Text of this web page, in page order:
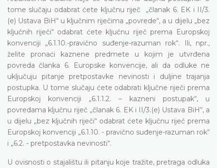
tome slučaju odabrat ćete ključnu riječ „članak 6. EK i II/3.
(e) Ustava BiH“ u ključnim riječima „povrede“, a u dijelu „bez
ključnih riječi“ odabrat ćete ključnu riječ prema Europskoj
konvenciji „6.1.10.-pravično suđenje-razuman rok“. Ili, npr.,
želite pronaći kaznene predmete u kojim je utvrđena
povreda članka 6. Europske konvencije, ali da odluke ne
uključuju pitanje pretpostavke nevinosti i duljine trajanja
postupka. U tome slučaju ćete odabrati ključne riječi prema
Europskoj konvenciji „6.1.1.2. – kazneni postupak“, u
povredama ključnu riječ „članak 6. EK i II/3.(e) Ustava BiH“, a
u dijelu „bez ključnih riječi“ odabrat ćete ključnu riječ prema
Europskoj konvenciji „6.1.10. - pravično suđenje-razuman rok“
i „6.2. - pretpostavka nevinosti“.
U ovisnosti o stajalištu ili pitanju koje tražite, pretraga odluka